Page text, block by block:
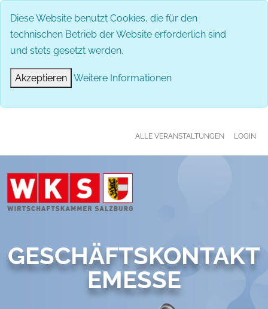
Diese Website benutzt Cookies, die für den
technischen Betrieb der Website erforderlich sind
und stets gesetzt werden.
Akzeptieren Weitere Informationen
ALLE VERANSTALTUNGEN LOGIN
GESCHÄFTSKONTAKT
EMESSE
MENÜ